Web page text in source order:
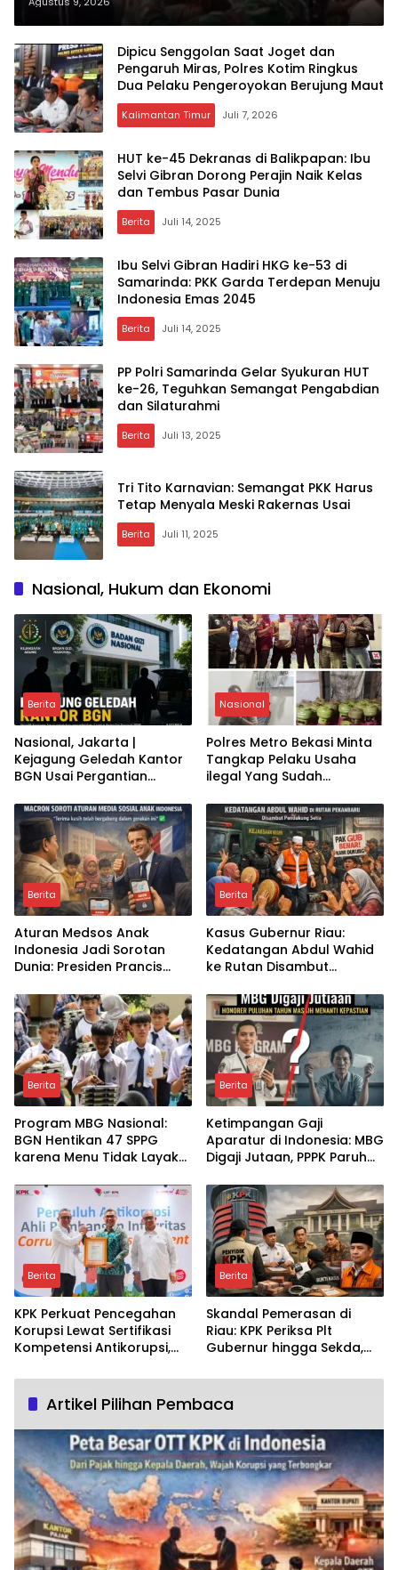
Dugaan Pengeroyokan
Dipicu Senggolan Saat Joget dan
Pengaruh Miras, Polres Kotim Ringkus
Dua Pelaku Pengeroyokan Berujung Maut
Kalimantan Timur Juli 7, 2026
HUT ke-45 Dekranas di Balikpapan: Ibu
Selvi Gibran Dorong Perajin Naik Kelas
dan Tembus Pasar Dunia
Berita Juli 14, 2025
Ibu Selvi Gibran Hadiri HKG ke-53 di
Samarinda: PKK Garda Terdepan Menuju
Indonesia Emas 2045
Berita Juli 14, 2025
PP Polri Samarinda Gelar Syukuran HUT
ke-26, Teguhkan Semangat Pengabdian
dan Silaturahmi
Berita Juli 13, 2025
Tri Tito Karnavian: Semangat PKK Harus
Tetap Menyala Meski Rakernas Usai
Berita Juli 11, 2025
Nasional, Hukum dan Ekonomi
Berita
Nasional, Jakarta |
Kejagung Geledah Kantor
BGN Usai Pergantian
bagi Program Makan
Bergizi Gratis?
Nasional
Polres Metro Bekasi Minta
Tangkap Pelaku Usaha
ilegal Yang Sudah
Wartawan Sedang
Bertugas
Berita
Aturan Medsos Anak
Indonesia Jadi Sorotan
Dunia: Presiden Prancis
Ucapkan Terima Kasih,
Apa Dampaknya bagi
Generasi Digital?
Berita
Kasus Gubernur Riau:
Kedatangan Abdul Wahid
ke Rutan Disambut
Pendukung, Simbol
Loyalitas atau Awal Babak
Baru Kasus?
Berita
Program MBG Nasional:
BGN Hentikan 47 SPPG
karena Menu Tidak Layak
Pengawasan Ke Depan?
Berita
Ketimpangan Gaji
Aparatur di Indonesia: MBG
Digaji Jutaan, PPPK Paruh
Menunggu, Di Mana
Keadilannya?
Berita
KPK Perkuat Pencegahan
Korupsi Lewat Sertifikasi
Kompetensi Antikorupsi,
Peningkatan Signifikan
Berita
Skandal Pemerasan di
Riau: KPK Periksa Plt
Gubernur hingga Sekda,
Terbongkar?
Artikel Pilihan Pembaca